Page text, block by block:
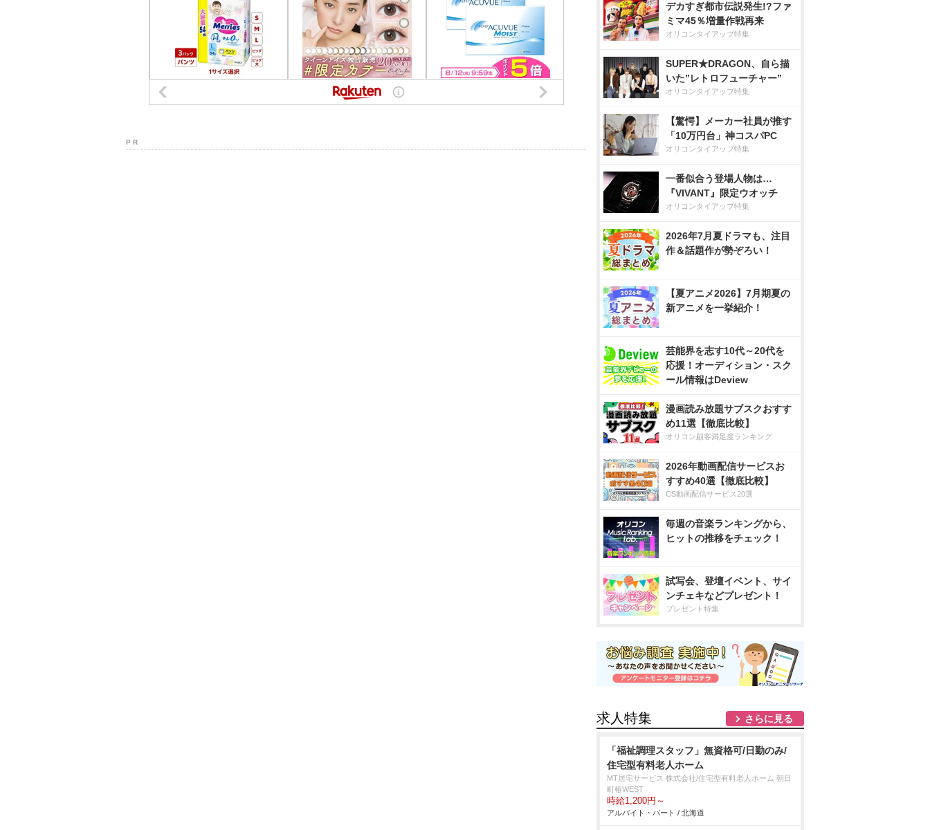
P R
デカすぎ都市伝説発生!?ファ
ミマ45％増量作戦再来
オリコンタイアップ特集
SUPER★DRAGON、自ら描
いた”レトロフューチャー”
オリコンタイアップ特集
【驚愕】メーカー社員が推す
「10万円台」神コスパPC
オリコンタイアップ特集
一番似合う登場人物は…
『VIVANT』限定ウオッチ
オリコンタイアップ特集
2026年7月夏ドラマも、注目
作＆話題作が勢ぞろい！
【夏アニメ2026】7月期夏の
新アニメを一挙紹介！
芸能界を志す10代～20代を
応援！オーディション・スク
ール情報はDeview
漫画読み放題サブスクおすす
め11選【徹底比較】
オリコン顧客満足度ランキング
2026年動画配信サービスお
すすめ40選【徹底比較】
CS動画配信サービス20選
毎週の音楽ランキングから、
ヒットの推移をチェック！
試写会、登壇イベント、サイ
ンチェキなどプレゼント！
プレゼント特集
求人特集 さらに見る
「福祉調理スタッフ」無資格可/日勤のみ/
住宅型有料老人ホーム
MT居宅サービス 株式会社/住宅型有料老人ホーム 朝日
町椿WEST
時給1,200円～
アルバイト・パート / 北海道